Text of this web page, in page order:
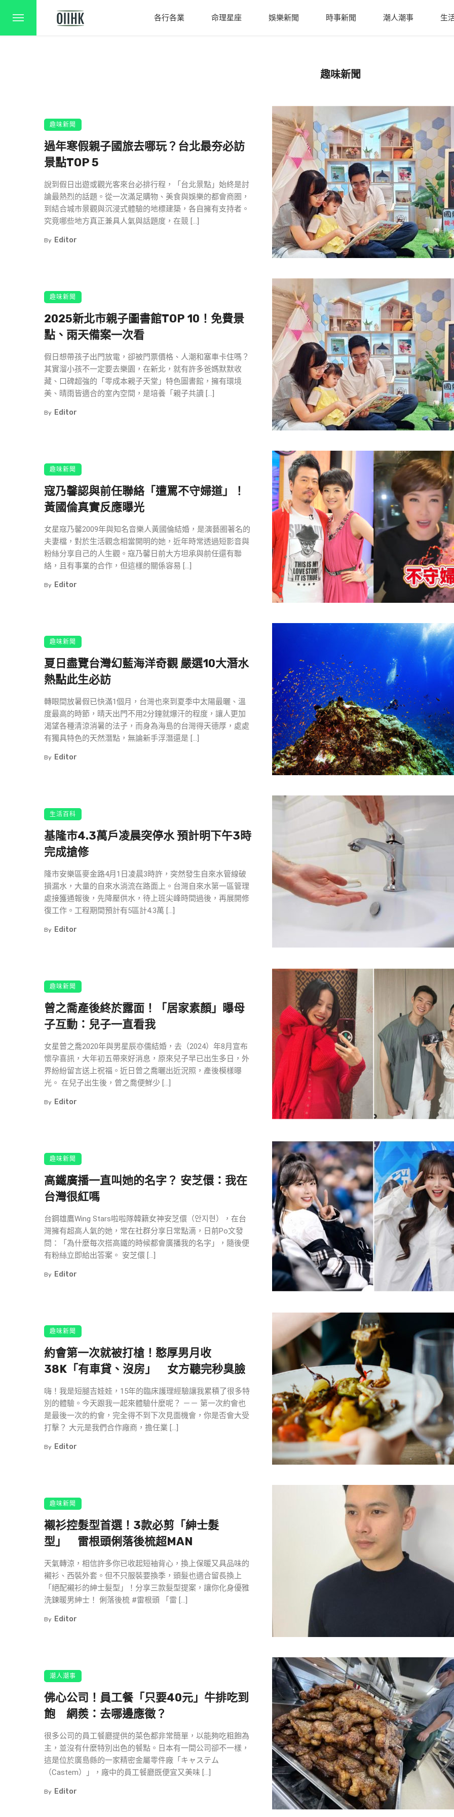
各行各業 命理星座 娛樂新聞 時事新聞 潮人潮事 生
趣味新聞
趣味新聞
過年寒假親子國旅去哪玩？台北最夯必訪
景點TOP 5
說到假日出遊或觀光客來台必排行程，「台北景點」始終是討
論最熱烈的話題。從一次滿足購物、美食與娛樂的都會商圈，
到結合城市景觀與沉浸式體驗的地標建築，各自擁有支持者。
究竟哪些地方真正兼具人氣與話題度，在競 […]
By Editor
趣味新聞
2025新北市親子圖書館TOP 10！免費景
點、雨天備案一次看
假日想帶孩子出門放電，卻被門票價格、人潮和塞車卡住嗎？
其實溜小孩不一定要去樂園，在新北，就有許多爸媽默默收
藏、口碑超強的「零成本親子天堂」特色圖書館，擁有環境
美、晴雨皆適合的室內空間，是培養「親子共讀 […]
By Editor
趣味新聞
寇乃馨認與前任聯絡「遭罵不守婦道」！
黃國倫真實反應曝光
女星寇乃馨2009年與知名音樂人黃國倫結婚，是演藝圈著名的
夫妻檔，對於生活觀念相當開明的她，近年時常透過短影音與
粉絲分享自己的人生觀。寇乃馨日前大方坦承與前任還有聯
絡，且有事業的合作，但這樣的關係容易 […]
By Editor
趣味新聞
夏日盡覽台灣幻藍海洋奇觀 嚴選10大潛水
熱點此生必訪
轉眼間放暑假已快滿1個月，台灣也來到夏季中太陽最曬、溫
度最高的時節，晴天出門不用2分鐘就爆汗的程度，讓人更加
渴望各種清涼消暑的法子，而身為海島的台灣得天德厚，處處
有獨具特色的天然潛點，無論新手浮潛還是 […]
By Editor
生活百科
基隆巿4.3萬戶凌晨突停水 預計明下午3時
完成搶修
隆市安樂區麥金路4月1日凌晨3時許，突然發生自來水管線破
損漏水，大量的自來水淌流在路面上。台灣自來水第一區管理
處接獲通報後，先降壓供水，待上班尖峰時間過後，再展開修
復工作。工程期間預計有5區計4.3萬 […]
By Editor
趣味新聞
曾之喬產後終於露面！「居家素顏」曝母
子互動：兒子一直看我
女星曾之喬2020年與男星辰亦儒結婚，去（2024）年8月宣布
懷孕喜訊，大年初五帶來好消息，原來兒子早已出生多日，外
界紛紛留言送上祝福。近日曾之喬曬出近況照，產後模樣曝
光。 在兒子出生後，曾之喬便鮮少 […]
By Editor
趣味新聞
高鐵廣播一直叫她的名字？ 安芝儇：我在
台灣很紅嗎
台鋼雄鷹Wing Stars啦啦隊韓籍女神安芝儇（안지현），在台
灣擁有超高人氣的她，常在社群分享日常點滴，日前Po文發
問：「為什麼每次搭高鐵的時候都會廣播我的名字」，隨後便
有粉絲立即給出答案。 安芝儇 […]
By Editor
趣味新聞
約會第一次就被打槍！憨厚男月收
38K「有車貸、沒房」 女方聽完秒臭臉
嗨！我是短腿吉娃娃，15年的臨床護理經驗讓我累積了很多特
別的體驗。今天跟我一起來體驗什麼呢？ －－ 第一次約會也
是最後一次的約會，完全得不到下次見面機會，你是否會大受
打擊？ 大元是我們合作廠商，擔任業 […]
By Editor
趣味新聞
襯衫控髮型首選！3款必剪「紳士髮
型」 雷根頭俐落後梳超MAN
天氣轉涼，相信許多你已收起短袖背心，換上保暖又具品味的
襯衫、西裝外套。但不只服裝要換季，頭髮也適合留長換上
「絕配襯衫的紳士髮型」！分享三款髮型提案，讓你化身優雅
洗鍊暖男紳士！ 俐落後梳 #雷根頭 「雷 […]
By Editor
潮人潮事
佛心公司！員工餐「只要40元」牛排吃到
飽 網羨：去哪邊應徵？
很多公司的員工餐廳提供的菜色都非常簡單，以能夠吃粗飽為
主，並沒有什麼特別出色的餐點。日本有一間公司卻不一樣，
這是位於廣島縣的一家精密金屬零件廠「キャステム
（Castem）」，廠中的員工餐廳既便宜又美味 […]
By Editor